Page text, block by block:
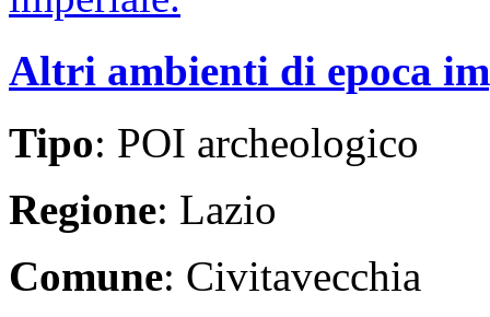
Altri ambienti di epoca
Tipo: POI archeologico
Regione: Lazio
Comune: Civitavecchia